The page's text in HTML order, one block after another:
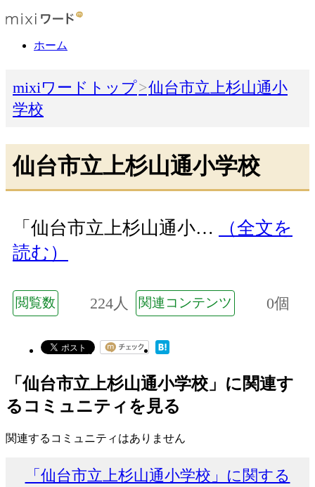
ホーム
mixiワードトップ
仙台市立上杉山通小
学校
仙台市立上杉山通小学校
「仙台市立上杉山通小…
（全文を
読む）
閲覧数 224人 関連コンテンツ 0個
「仙台市立上杉山通小学校」に関連す
るコミュニティを見る
関連するコミュニティはありません
「仙台市立上杉山通小学校」に関する